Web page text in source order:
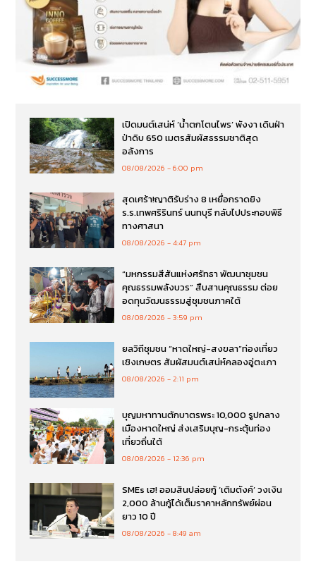
เปิดมนต์เสน่ห์ ‘น้ำตกโตนไพร’ พังงา เดินฝ่า
ป่าดิบ 650 เมตรสัมผัสธรรมชาติสุด
อลังการ
08/08/2026 6:00 pm
สุดเศร้า!ญาติรับร่าง 8 เหยื่อกราดยิง
ร.ร.เทพศริรินทร์ นนทบุรี กลับไปประกอบพิธี
ทางศาสนา
08/08/2026 4:47 pm
“มหกรรมสีสันแห่งศรัทธา พัฒนาชุมชน
คุณธรรมพลังบวร” สืบสานคุณธรรม ต่อย
อดทุนวัฒนธรรมสู่ชุมชนภาคใต้
08/08/2026 3:59 pm
ยลวิถีชุมชน “หาดใหญ่-สงขลา”ท่องเที่ยว
เชิงเกษตร สัมผัสมนต์เสน่ห์คลองอู่ตะเภา
08/08/2026 2:11 pm
บุญมหาทานตักบาตรพระ 10,000 รูปกลาง
เมืองหาดใหญ่ ส่งเสริมบุญ-กระตุ้นท่อง
เที่ยวถิ่นใต้
08/08/2026 12:36 pm
SMEs เฮ! ออมสินปล่อยกู้ ‘เติมตังค์’ วงเงิน
2,000 ล้านกู้ได้เต็มราคาหลักทรัพย์ผ่อน
ยาว 10 ปี
08/08/2026 8:49 am